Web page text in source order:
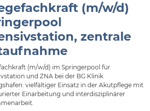
(m/w/d)
zentrale
(m/w/d) im Springerpool für
und ZNA bei der BG Klinik
vielfältiger Einsatz in der Akutpflege mit
Einarbeitung und interdisziplinärer